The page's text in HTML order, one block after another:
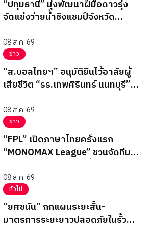
“ปทุมธานี” มุ่งพัฒนาฝีมือดาวรุ่ง
จัดแข่งว่ายน้ำชิงแชมป์จังหวัด
08 ส.ค. 69
ข่าว
“ส.บอลไทยฯ” อนุมัติยืนไว้อาลัยผู้
เสียชีวิต “รร.เทพศิรินทร์ นนทบุรี”
08 ส.ค. 69
ข่าว
“FPL” เปิดภาษาไทยครั้งแรก
“MONOMAX League” ชวนจัดทีม
08 ส.ค. 69
ทั่วไป
“ยศชนัน” ถกแผนระยะสั้น-
มาตรการระยะยาวปลอดภัยในรั้ว